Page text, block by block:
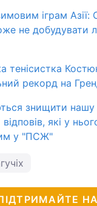
іграм Азії:
не добудувати
тенісистка
рекорд на
знищити нашу
які у
у "ПСЖ"